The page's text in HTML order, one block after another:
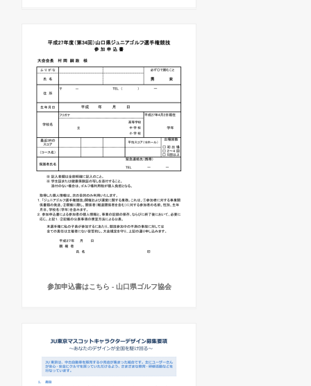
参加申込書はこちら - 山口県ゴルフ協会